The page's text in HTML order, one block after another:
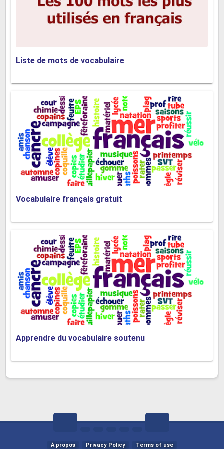
Liste de mots de vocabulaire
Vocabulaire français gratuit
Apprendre du vocabulaire soutenu
Terms of use
Privacy Policy
À propos